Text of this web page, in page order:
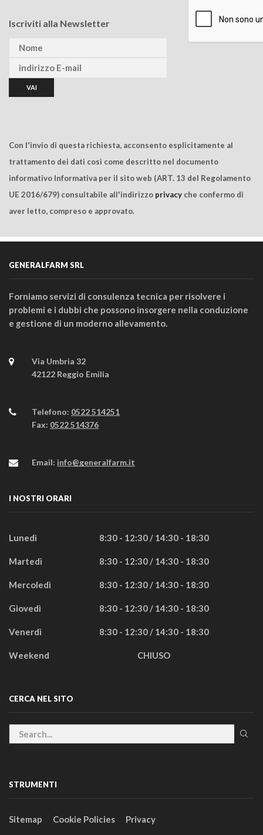
Iscriviti alla Newsletter
Con l'invio di questa richiesta, acconsento esplicitamente al
trattamento dei dati così come descritto nel documento
informativo Informativa per il sito web (ART. 13 del Regolamento
UE 2016/679) consultabile all'indirizzo privacy che confermo di
aver letto, compreso e approvato.
GENERALFARM SRL
Forniamo servizi di consulenza tecnica per risolvere i
problemi e i dubbi che possono insorgere nella conduzione
e gestione di un moderno allevamento.
Via Umbria 32
42122 Reggio Emilia
Telefono: 0522 514251
Fax: 0522 514376
Email: info@generalfarm.it
I NOSTRI ORARI
Lunedì 8:30 - 12:30 / 14:30 - 18:30
Martedì 8:30 - 12:30 / 14:30 - 18:30
Mercoledì 8:30 - 12:30 / 14:30 - 18:30
Giovedì 8:30 - 12:30 / 14:30 - 18:30
Venerdì 8:30 - 12:30 / 14:30 - 18:30
Weekend CHIUSO
CERCA NEL SITO
STRUMENTI
Sitemap Cookie Policies Privacy